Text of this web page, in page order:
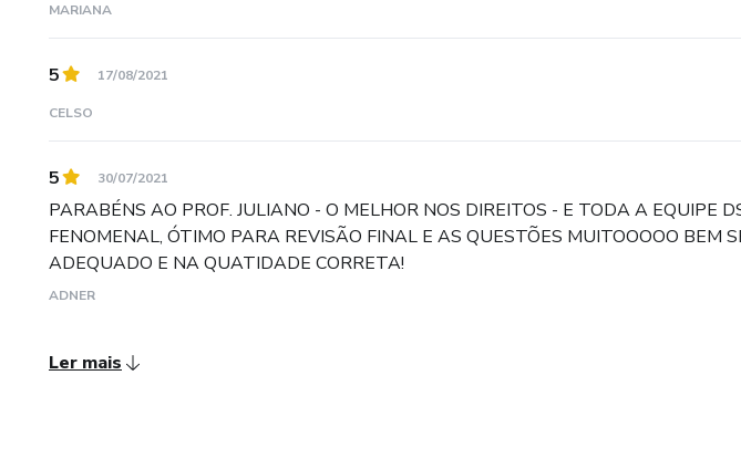
MARIANA
5 17/08/2021
CELSO
5 30/07/2021
PARABÉNS AO PROF. JULIANO - O MELHOR NOS DIREITOS - E TODA A EQUIPE
FENOMENAL, ÓTIMO PARA REVISÃO FINAL E AS QUESTÕES MUITOOOOO BEM
ADEQUADO E NA QUATIDADE CORRETA!
ADNER
Ler mais